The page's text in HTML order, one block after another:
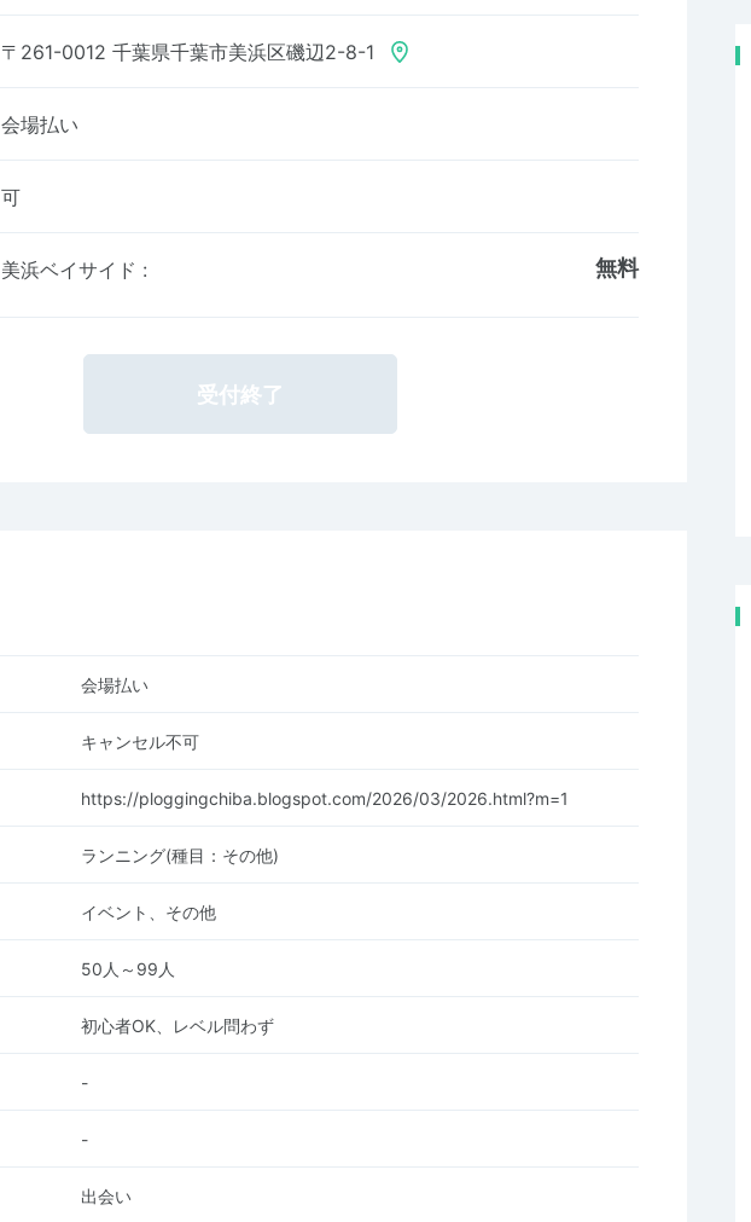
〒261-0012 千葉県千葉市美浜区磯辺2-8-1
会場払い
可
美浜ベイサイド : 無料
受付終了
会場払い
キャンセル不可
https://ploggingchiba.blogspot.com/2026/03/2026.html?m=1
ランニング(種目：その他)
イベント、その他
50人～99人
初心者OK、レベル問わず
-
-
出会い